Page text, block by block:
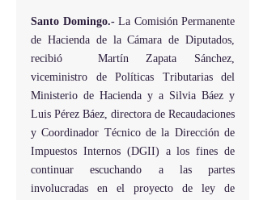
Santo Domingo.- La Comisión Permanente
de Hacienda de la Cámara de Diputados,
recibió  Martín Zapata Sánchez,
viceministro de Políticas Tributarias del
Ministerio de Hacienda y a Silvia Báez y
Luis Pérez Báez, directora de Recaudaciones
y Coordinador Técnico de la Dirección de
Impuestos Internos (DGII) a los fines de
continuar escuchando a las partes
involucradas en el proyecto de ley de